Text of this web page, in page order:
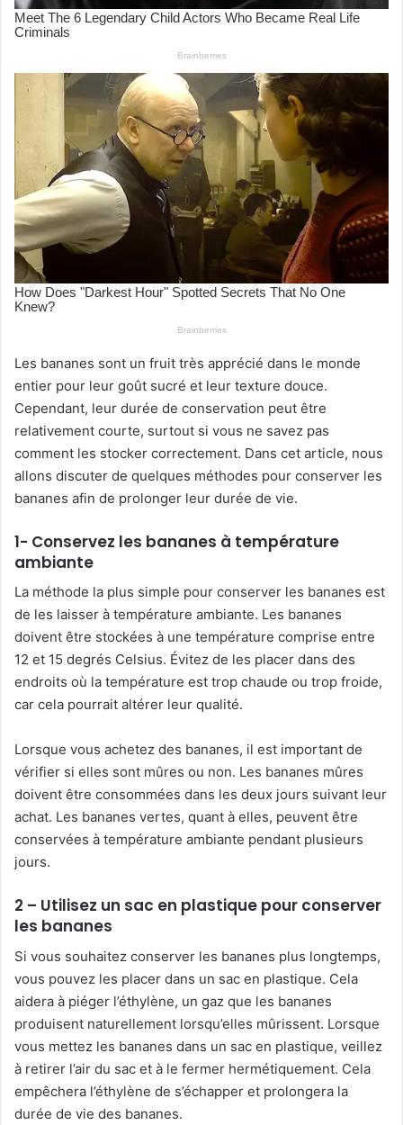
Les bananes sont un fruit très apprécié dans le monde
entier pour leur goût sucré et leur texture douce.
Cependant, leur durée de conservation peut être
relativement courte, surtout si vous ne savez pas
comment les stocker correctement. Dans cet article, nous
allons discuter de quelques méthodes pour conserver les
bananes afin de prolonger leur durée de vie.
1- Conservez les bananes à température
ambiante
La méthode la plus simple pour conserver les bananes est
de les laisser à température ambiante. Les bananes
doivent être stockées à une température comprise entre
12 et 15 degrés Celsius. Évitez de les placer dans des
endroits où la température est trop chaude ou trop froide,
car cela pourrait altérer leur qualité.
Lorsque vous achetez des bananes, il est important de
vérifier si elles sont mûres ou non. Les bananes mûres
doivent être consommées dans les deux jours suivant leur
achat. Les bananes vertes, quant à elles, peuvent être
conservées à température ambiante pendant plusieurs
jours.
2 – Utilisez un sac en plastique pour conserver
les bananes
Si vous souhaitez conserver les bananes plus longtemps,
vous pouvez les placer dans un sac en plastique. Cela
aidera à piéger l’éthylène, un gaz que les bananes
produisent naturellement lorsqu’elles mûrissent. Lorsque
vous mettez les bananes dans un sac en plastique, veillez
à retirer l’air du sac et à le fermer hermétiquement. Cela
empêchera l’éthylène de s’échapper et prolongera la
durée de vie des bananes.